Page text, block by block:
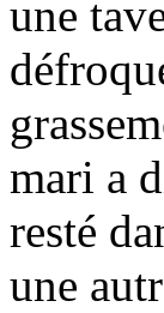
une
mari a
resté
une